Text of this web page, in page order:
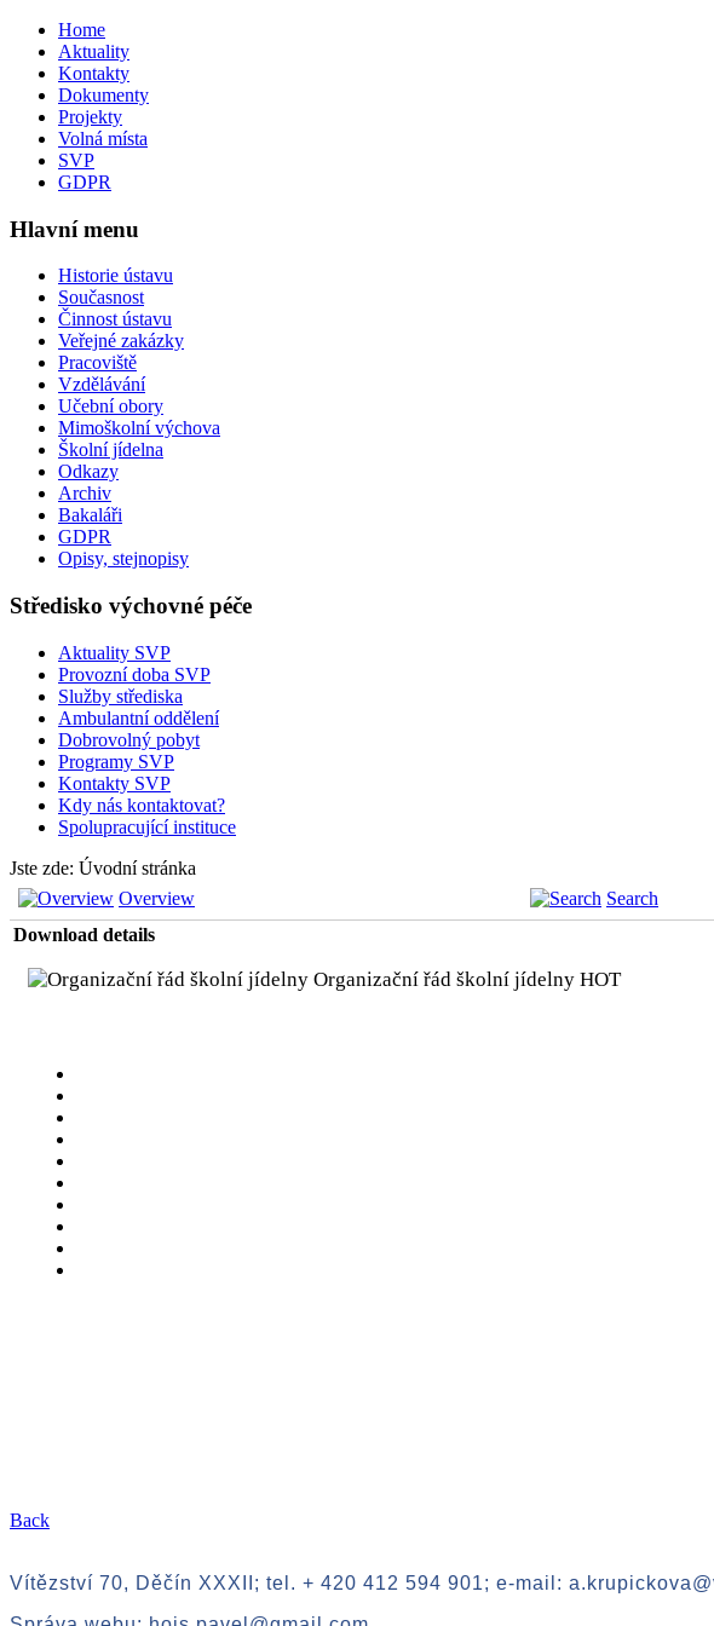
Home
Aktuality
Kontakty
Dokumenty
Projekty
Volná místa
SVP
GDPR
Hlavní menu
Historie ústavu
Současnost
Činnost ústavu
Veřejné zakázky
Pracoviště
Vzdělávání
Učební obory
Mimoškolní výchova
Školní jídelna
Odkazy
Archiv
Bakaláři
GDPR
Opisy, stejnopisy
Středisko výchovné péče
Aktuality SVP
Provozní doba SVP
Služby střediska
Ambulantní oddělení
Dobrovolný pobyt
Programy SVP
Kontakty SVP
Kdy nás kontaktovat?
Spolupracující instituce
Jste zde: Úvodní stránka
Overview
Search
Download details
Organizační řád školní jídelny HOT
Back
Vítězství 70, Děčín XXXII; tel. + 420 412 594 901; e-mail: